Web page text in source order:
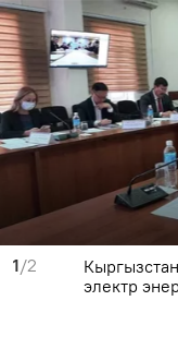
1/2
электр